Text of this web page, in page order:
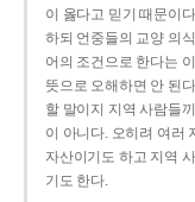
이 옳다고 믿기 때문이
하되 언중들의 교양 의
어의 조건으로 한다는
뜻으로 오해하면 안 된
할 말이지 지역 사람들
이 아니다. 오히려 여러
자산이기도 하고 지역
기도 한다.